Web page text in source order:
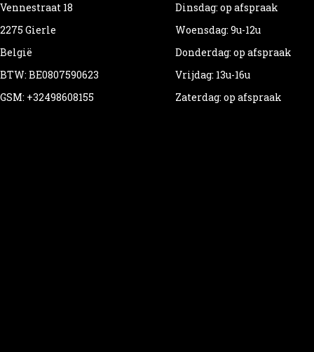
Vennestraat 18
2275 Gierle
België
BTW: BE0807590623
GSM: +32498608155
Dinsdag: op afspraak
Woensdag: 9u-12u
Donderdag: op afspraak
Vrijdag: 13u-16u
Zaterdag: op afspraak